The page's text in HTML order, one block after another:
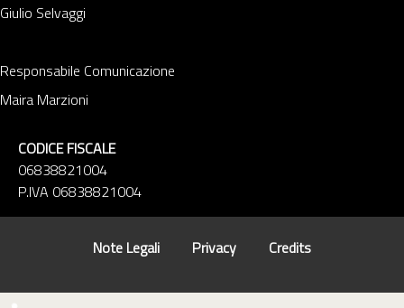
Giulio Selvaggi
Responsabile Comunicazione
Maira Marzioni
CODICE FISCALE
06838821004
P.IVA 06838821004
Note Legali Privacy Credits